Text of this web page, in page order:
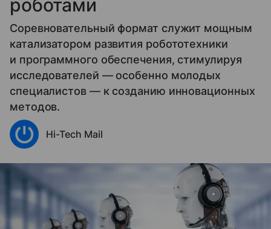
роботами
Соревновательный формат служит мощным
катализатором развития робототехники
и программного обеспечения, стимулируя
исследователей — особенно молодых
специалистов — к созданию инновационных
методов.
Hi-Tech Mail